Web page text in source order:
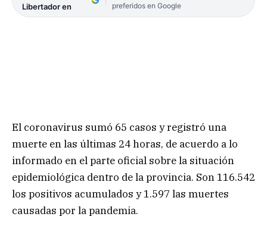
Libertador en
preferidos en Google
El coronavirus sumó 65 casos y registró una
muerte en las últimas 24 horas, de acuerdo a lo
informado en el parte oficial sobre la situación
epidemiológica dentro de la provincia. Son 116.542
los positivos acumulados y 1.597 las muertes
causadas por la pandemia.